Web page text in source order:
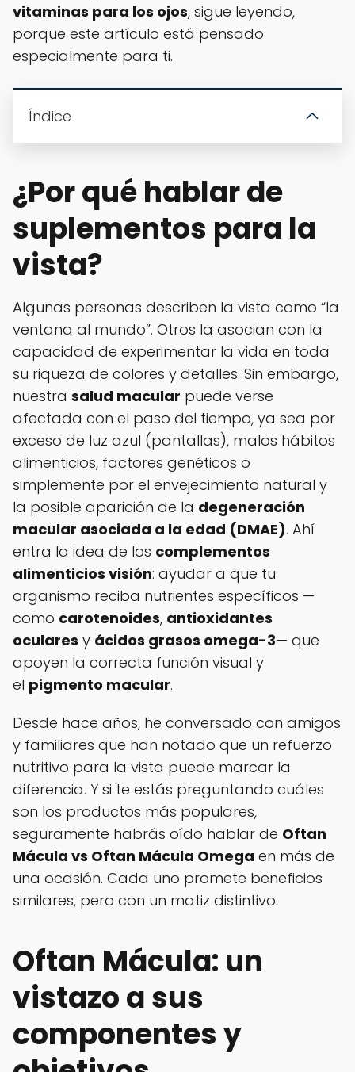
vitaminas para los ojos, sigue leyendo,
porque este artículo está pensado
especialmente para ti.
Índice
¿Por qué hablar de
suplementos para la
vista?
Algunas personas describen la vista como “la
ventana al mundo”. Otros la asocian con la
capacidad de experimentar la vida en toda
su riqueza de colores y detalles. Sin embargo,
nuestra salud macular puede verse
afectada con el paso del tiempo, ya sea por
exceso de luz azul (pantallas), malos hábitos
alimenticios, factores genéticos o
simplemente por el envejecimiento natural y
la posible aparición de la degeneración
macular asociada a la edad (DMAE). Ahí
entra la idea de los complementos
alimenticios visión: ayudar a que tu
organismo reciba nutrientes específicos —
como carotenoides, antioxidantes
oculares y ácidos grasos omega-3— que
apoyen la correcta función visual y
el pigmento macular.
Desde hace años, he conversado con amigos
y familiares que han notado que un refuerzo
nutritivo para la vista puede marcar la
diferencia. Y si te estás preguntando cuáles
son los productos más populares,
seguramente habrás oído hablar de Oftan
Mácula vs Oftan Mácula Omega en más de
una ocasión. Cada uno promete beneficios
similares, pero con un matiz distintivo.
Oftan Mácula: un
vistazo a sus
componentes y